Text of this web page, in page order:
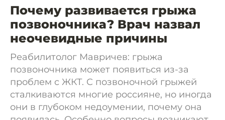
Почему развивается грыжа
позвоночника? Врач назвал
неочевидные причины
Реабилитолог Мавричев: грыжа
позвоночника может появиться из-за
проблем с ЖКТ. С позвоночной грыжей
сталкиваются многие россияне, но иногда
они в глубоком недоумении, почему она